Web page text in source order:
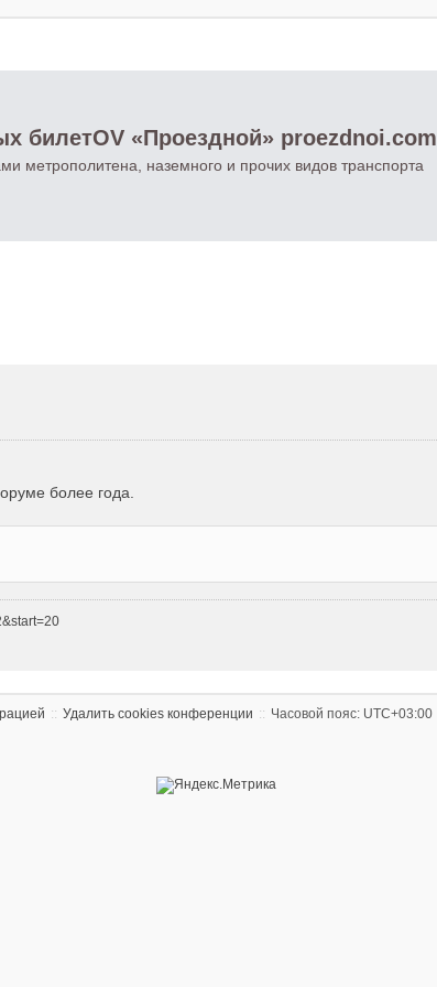
билетOV «Проездной» proezdnoi.com
метрополитена, наземного и прочих видов транспорта
более года.
Удалить cookies конференции Часовой пояс: UTC+03:00